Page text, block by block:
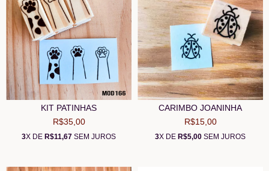
KIT PATINHAS
R$35,00
3X DE R$11,67 SEM JUROS
CARIMBO JOANINHA
R$15,00
3X DE R$5,00 SEM JUROS